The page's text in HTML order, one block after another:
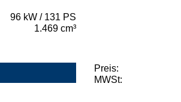
96 kW / 131 PS
1.469 cm³
Preis:
MWSt: